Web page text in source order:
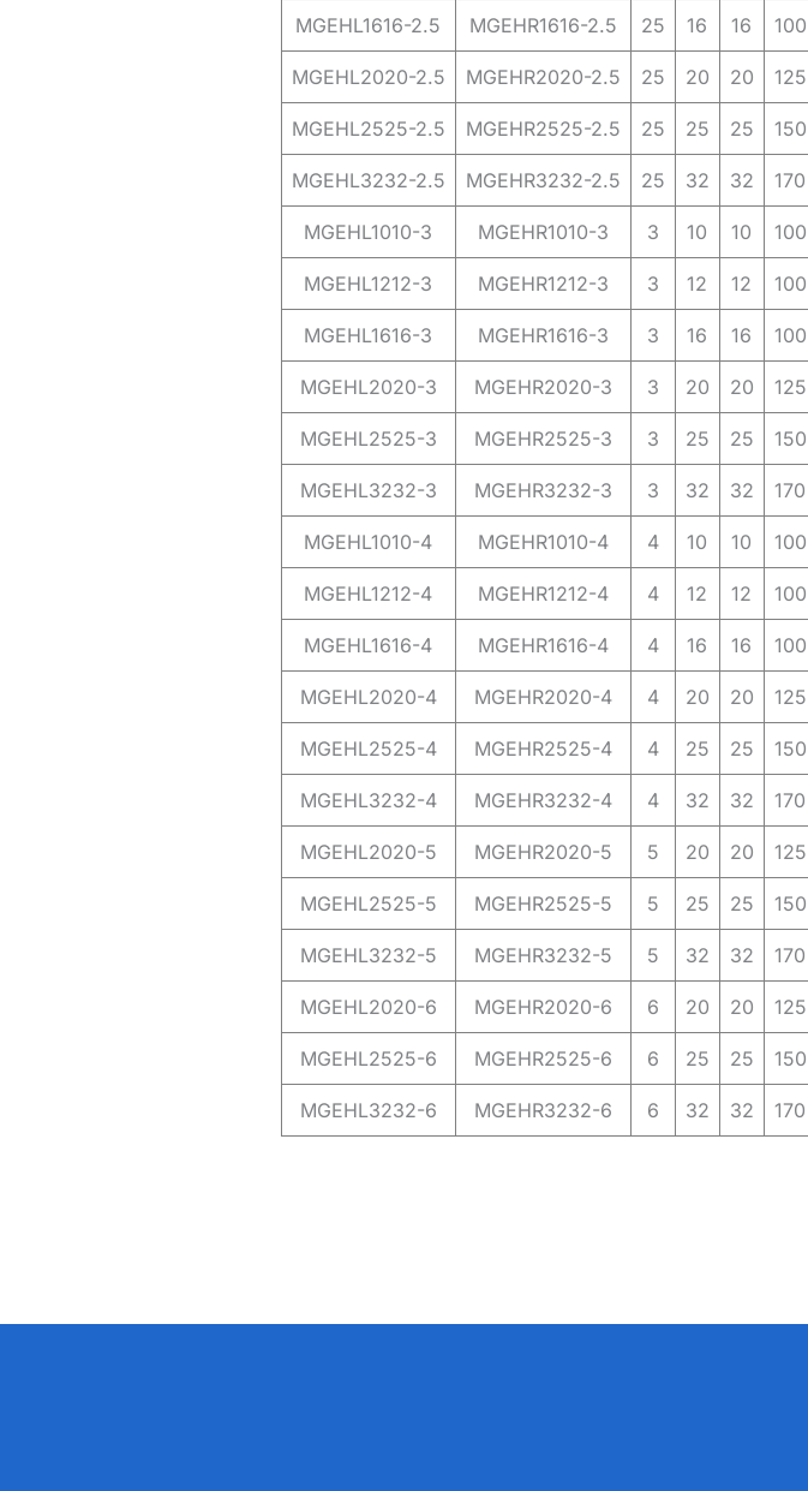
MGEHL1616-2.5 MGEHR1616-2.5 25 16 16 100
MGEHL2020-2.5 MGEHR2020-2.5 25 20 20 125
MGEHL2525-2.5 MGEHR2525-2.5 25 25 25 150
MGEHL3232-2.5 MGEHR3232-2.5 25 32 32 170
MGEHL1010-3 MGEHR1010-3 3 10 10 100
MGEHL1212-3 MGEHR1212-3 3 12 12 100
MGEHL1616-3 MGEHR1616-3 3 16 16 100
MGEHL2020-3 MGEHR2020-3 3 20 20 125
MGEHL2525-3 MGEHR2525-3 3 25 25 150
MGEHL3232-3 MGEHR3232-3 3 32 32 170
MGEHL1010-4 MGEHR1010-4 4 10 10 100
MGEHL1212-4 MGEHR1212-4 4 12 12 100
MGEHL1616-4 MGEHR1616-4 4 16 16 100
MGEHL2020-4 MGEHR2020-4 4 20 20 125
MGEHL2525-4 MGEHR2525-4 4 25 25 150
MGEHL3232-4 MGEHR3232-4 4 32 32 170
MGEHL2020-5 MGEHR2020-5 5 20 20 125
MGEHL2525-5 MGEHR2525-5 5 25 25 150
MGEHL3232-5 MGEHR3232-5 5 32 32 170
MGEHL2020-6 MGEHR2020-6 6 20 20 125
MGEHL2525-6 MGEHR2525-6 6 25 25 150
MGEHL3232-6 MGEHR3232-6 6 32 32 170